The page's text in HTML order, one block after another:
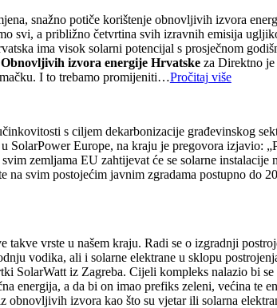
snažno potiče korištenje obnovljivih izvora
svi, a približno četvrtina svih izravnih emisija
ima visok solarni potencijal s prosječnom
Obnovljivih izvora energije Hrvatskeza Direktno je
I to trebamo promijeniti…Pročitaj više
s ciljem dekarbonizacije građevinskog
Europe, na kraju je pregovora izjavio:
zemljama EU zahtijevat će se solarne
svim postojećim javnim zgradama postupno do
vrste u našem kraju. Radi se o izgradnji
vodika, ali i solarne elektrane u sklopu
SolarWatt iz Zagreba. Cijeli kompleks nalazio bi
energija, a da bi on imao prefiks zeleni, većina te
izvora kao što su vjetar ili solarna